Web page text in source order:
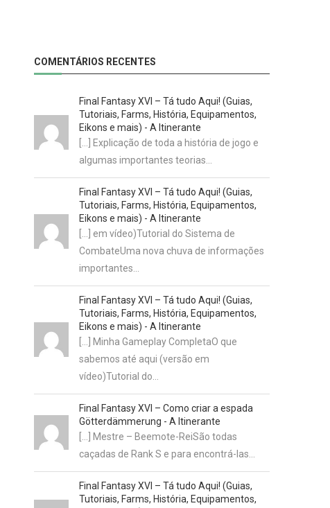
COMENTÁRIOS RECENTES
Final Fantasy XVI – Tá tudo Aqui! (Guias,
Tutoriais, Farms, História, Equipamentos,
Eikons e mais) - A Itinerante
[…] Explicação de toda a história de jogo e
algumas importantes teorias…
Final Fantasy XVI – Tá tudo Aqui! (Guias,
Tutoriais, Farms, História, Equipamentos,
Eikons e mais) - A Itinerante
[…] em vídeo)Tutorial do Sistema de
CombateUma nova chuva de informações
importantes…
Final Fantasy XVI – Tá tudo Aqui! (Guias,
Tutoriais, Farms, História, Equipamentos,
Eikons e mais) - A Itinerante
[…] Minha Gameplay CompletaO que
sabemos até aqui (versão em
vídeo)Tutorial do…
Final Fantasy XVI – Como criar a espada
Götterdämmerung - A Itinerante
[…] Mestre – Beemote-ReiSão todas
caçadas de Rank S e para encontrá-las…
Final Fantasy XVI – Tá tudo Aqui! (Guias,
Tutoriais, Farms, História, Equipamentos,